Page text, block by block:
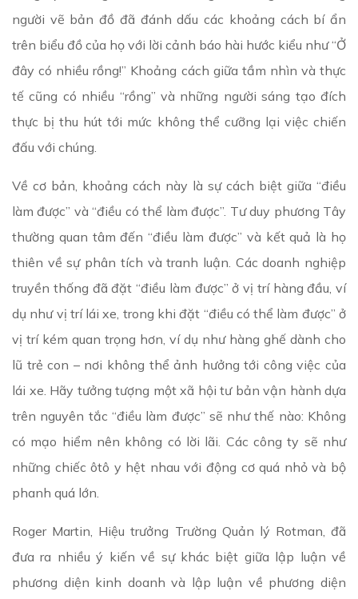
người vẽ bản đồ đã đánh dấu các khoảng cách bí ẩn
trên biểu đồ của họ với lời cảnh báo hài hước kiểu như “Ở
đây có nhiều rồng!” Khoảng cách giữa tầm nhìn và thực
tế cũng có nhiều “rồng” và những người sáng tạo đích
thực bị thu hút tới mức không thể cưỡng lại việc chiến
đấu với chúng.
Về cơ bản, khoảng cách này là sự cách biệt giữa “điều
làm được” và “điều có thể làm được”. Tư duy phương Tây
thường quan tâm đến “điều làm được” và kết quả là họ
thiên về sự phân tích và tranh luận. Các doanh nghiệp
truyền thống đã đặt “điều làm được” ở vị trí hàng đầu, ví
dụ như vị trí lái xe, trong khi đặt “điều có thể làm được” ở
vị trí kém quan trọng hơn, ví dụ như hàng ghế dành cho
lũ trẻ con – nơi không thể ảnh hưởng tới công việc của
lái xe. Hãy tưởng tượng một xã hội tư bản vận hành dựa
trên nguyên tắc “điều làm được” sẽ như thế nào: Không
có mạo hiểm nên không có lời lãi. Các công ty sẽ như
những chiếc ôtô y hệt nhau với động cơ quá nhỏ và bộ
phanh quá lớn.
Roger Martin, Hiệu trưởng Trường Quản lý Rotman, đã
đưa ra nhiều ý kiến về sự khác biệt giữa lập luận về
phương diện kinh doanh và lập luận về phương diện